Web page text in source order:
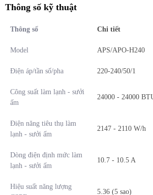
từ dòng điều hòa SK Tokyo
Công nghệ biến tần tiên tiến giúp duy
giảm thiểu chi phí tiền điện hàng tháng
mát mẻ vào mùa hè và ấm áp dễ chịu
Thông số kỹ thuật
Thông số Chi tiết
Model APS/APO-H240
Điện áp/tần số/pha 220-240/50/1
Công suất làm lạnh - sưởi
ấm
24000 - 24000
Điện năng tiêu thụ làm
lạnh - sưởi ấm
2147 - 2110 W/h
Dòng điện định mức làm
lạnh - sưởi ấm
10.7 - 10.5 A
Hiệu suất năng lượng
5.36 (5 sao)